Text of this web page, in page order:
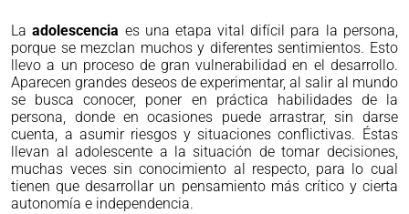
Laadolescencia es una etapa vital difícil para la persona,
porque se mezclan muchos y diferentes sentimientos. Esto
llevo a un proceso de gran vulnerabilidad en el desarrollo.
Aparecen grandes deseos de experimentar, al salir al mundo
se busca conocer, poner en práctica habilidades de la
persona, donde en ocasiones puede arrastrar, sin darse
cuenta, a asumir riesgos y situaciones conflictivas. Éstas
llevan al adolescente a la situación de tomar decisiones,
muchas veces sin conocimiento al respecto, para lo cual
tienen que desarrollar un pensamiento más crítico y cierta
autonomía e independencia.